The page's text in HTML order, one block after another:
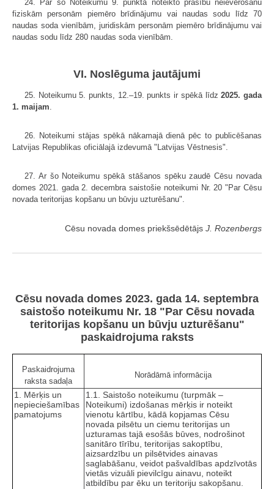
24. Par šo Noteikumu 9. punktā noteikto prasību neievērošanu
fiziskām personām piemēro brīdinājumu vai naudas sodu līdz 70
naudas soda vienībām, juridiskām personām piemēro brīdinājumu vai
naudas sodu līdz 280 naudas soda vienībām.
VI. Noslēguma jautājumi
25. Noteikumu 5. punkts, 12.–19. punkts ir spēkā līdz2025. gada
1. maijam
26. Noteikumi stājas spēkā nākamajā dienā pēc to publicēšanas
Latvijas Republikas oficiālajā izdevumā "Latvijas Vēstnesis".
27. Ar šo Noteikumu spēkā stāšanos spēku zaudē Cēsu novada
domes 2021. gada 2. decembra saistošie noteikumi Nr. 20 "Par Cēsu
novada teritorijas kopšanu un būvju uzturēšanu".
Cēsu novada domes priekšsēdētājs J. Rozenbergs
Cēsu novada domes 2023. gada 14. septembra
saistošo noteikumu Nr. 18 "Par Cēsu novada
teritorijas kopšanu un būvju uzturēšanu"
paskaidrojuma raksts
Paskaidrojuma
raksta sadaļa
Norādāmā informācija
1. Mērķis un
nepieciešamības
pamatojums
1.1. Saistošo noteikumu (turpmāk –
Noteikumi) izdošanas mērķis ir noteikt
vienotu kārtību, kādā kopjamas Cēsu
novada pilsētu un ciemu teritorijas un
uzturamas tajā esošās būves, nodrošinot
sanitāro tīrību, teritorijas sakoptību,
aizsardzību un pilsētvides ainavas
saglabāšanu, veidot pašvaldības apdzīvotās
vietās vizuāli pievilcīgu ainavu, noteikt
atbildību par ēku un teritoriju sakopšanu.